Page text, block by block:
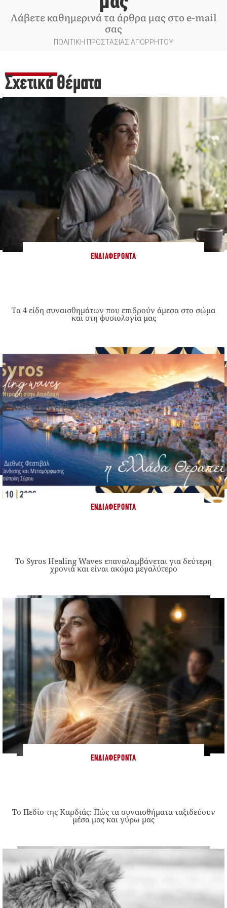
Λάβετε καθημερινά τα άρθρα μας στο e-mail
σας
ΠΟΛΙΤΙΚΗ ΠΡΟΣΤΑΣΙΑΣ ΑΠΟΡΡΗΤΟΥ
Σχετικά Θέματα
ΕΝΔΙΑΦΈΡΟΝΤΑ
Τα 4 είδη συναισθημάτων που επιδρούν άμεσα στο σώμα
και στη φυσιολογία μας
ΕΝΔΙΑΦΈΡΟΝΤΑ
Το Syros Healing Waves επαναλαμβάνεται για δεύτερη
χρονιά και είναι ακόμα μεγαλύτερο
ΕΝΔΙΑΦΈΡΟΝΤΑ
Το Πεδίο της Καρδιάς: Πώς τα συναισθήματα ταξιδεύουν
μέσα μας και γύρω μας